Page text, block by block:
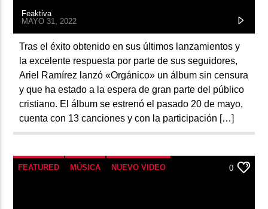
Feaktiva
MAYO 31, 2022
Tras el éxito obtenido en sus últimos lanzamientos y
la excelente respuesta por parte de sus seguidores,
Ariel Ramírez lanzó «Orgánico» un álbum sin censura
y que ha estado a la espera de gran parte del público
cristiano. El álbum se estrenó el pasado 20 de mayo,
cuenta con 13 canciones y con la participación […]
FEATURED MÚSICA NUEVO VIDEO 0